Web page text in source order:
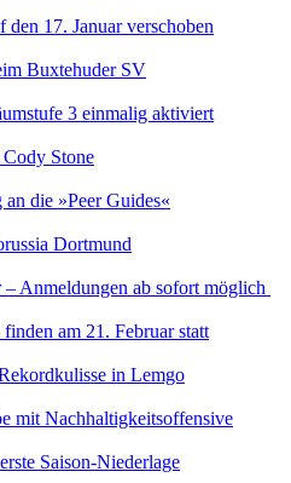
17. Januar verschoben
Buxtehuder SV
3 einmalig aktiviert
Stone
die »Peer Guides«
Dortmund
Anmeldungen ab sofort möglich
am 21. Februar statt
in Lemgo
mit Nachhaltigkeitsoffensive
Saison-Niederlage